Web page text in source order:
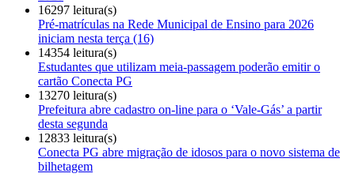
16297 leitura(s)
Pré-matrículas na Rede Municipal de Ensino para 2026
iniciam nesta terça (16)
14354 leitura(s)
Estudantes que utilizam meia-passagem poderão emitir o
cartão Conecta PG
13270 leitura(s)
Prefeitura abre cadastro on-line para o ‘Vale-Gás’ a partir
desta segunda
12833 leitura(s)
Conecta PG abre migração de idosos para o novo sistema de
bilhetagem